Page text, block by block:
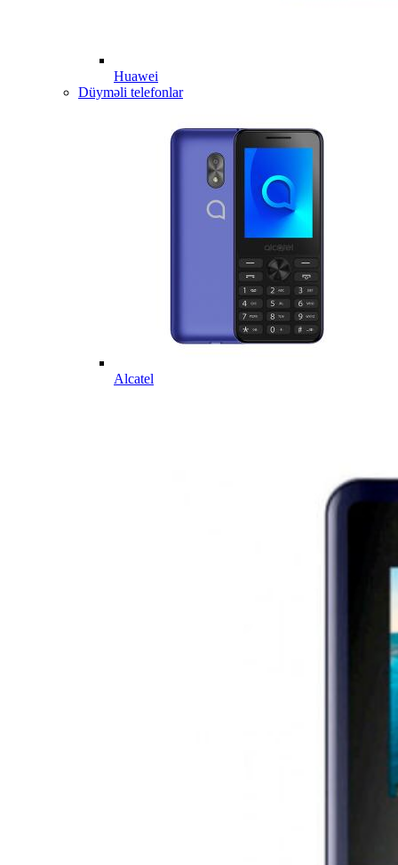
Huawei
Düyməli telefonlar
Alcatel